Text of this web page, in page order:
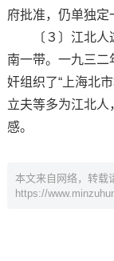
府批准，仍单独定
〔３〕江北人这
南一带。一九三二
奸组织了“上海北
立夫等多为江北人
感。
本文来自网络，转载
https://